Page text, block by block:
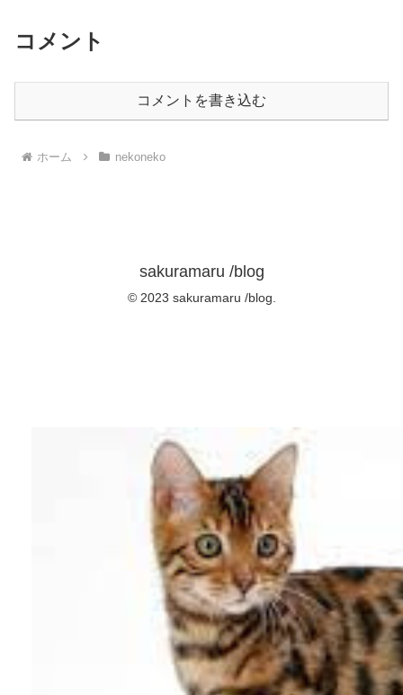
コメント
コメントを書き込む
ホーム nekoneko
sakuramaru /blog
© 2023 sakuramaru /blog.